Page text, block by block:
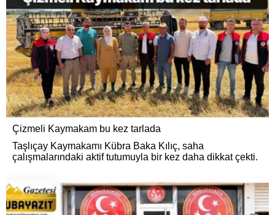
Çizmeli Kaymakam bu kez tarlada
Taşlıçay Kaymakamı Kübra Baka Kılıç, saha
çalışmalarındaki aktif tutumuyla bir kez daha dikkat çekti.